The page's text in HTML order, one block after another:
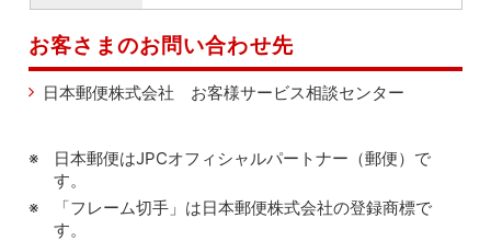
お客さまのお問い合わせ先
日本郵便株式会社 お客様サービス相談センター
日本郵便はJPCオフィシャルパートナー（郵便）で
す。
「フレーム切手」は日本郵便株式会社の登録商標で
す。